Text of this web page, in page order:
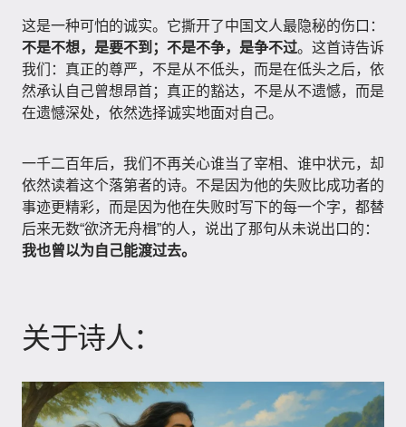
这是一种可怕的诚实。它撕开了中国文人最隐秘的伤口：
不是不想，是要不到；不是不争，是争不过。这首诗告诉
我们：真正的尊严，不是从不低头，而是在低头之后，依
然承认自己曾想昂首；真正的豁达，不是从不遗憾，而是
在遗憾深处，依然选择诚实地面对自己。
一千二百年后，我们不再关心谁当了宰相、谁中状元，却
依然读着这个落第者的诗。不是因为他的失败比成功者的
事迹更精彩，而是因为他在失败时写下的每一个字，都替
后来无数“欲济无舟楫”的人，说出了那句从未说出口的：
我也曾以为自己能渡过去。
关于诗人：